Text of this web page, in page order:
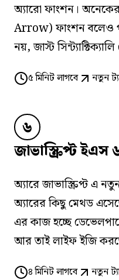
অ্যারো ফাংশন।
Arrow) ফাংশন বলেও
নয়, জাস্ট
৫মিনিট লাগবে নতুন
৬
জাভাস্ক্রিপ্ট
অ্যারে জাভাস্ক্রিপ্ট এ
অ্যারের কিছু মেথড
এর কাজ হচ্ছে
আর তাই লাইফ ইজি
৪মিনিট লাগবে নতুন